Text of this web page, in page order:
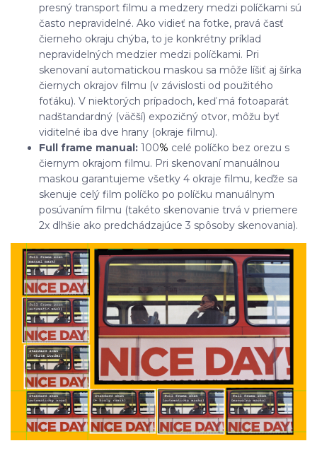
presný transport filmu a medzery medzi políčkami sú
často nepravidelné. Ako vidieť na fotke, pravá časť
čierneho okraju chýba, to je konkrétny príklad
nepravidelných medzier medzi políčkami. Pri
skenovaní automatickou maskou sa môže líšiť aj šírka
čiernych okrajov filmu (v závislosti od použitého
foťáku). V niektorých prípadoch, keď má fotoaparát
nadštandardný (väčší) expozičný otvor, môžu byť
viditelné iba dve hrany (okraje filmu).
Full frame manual: 100% celé políčko bez orezu s
čiernym okrajom filmu. Pri skenovaní manuálnou
maskou garantujeme všetky 4 okraje filmu, keďže sa
skenuje celý film políčko po políčku manuálnym
posúvaním filmu (takéto skenovanie trvá v priemere
2x dlhšie ako predchádzajúce 3 spôsoby skenovania).